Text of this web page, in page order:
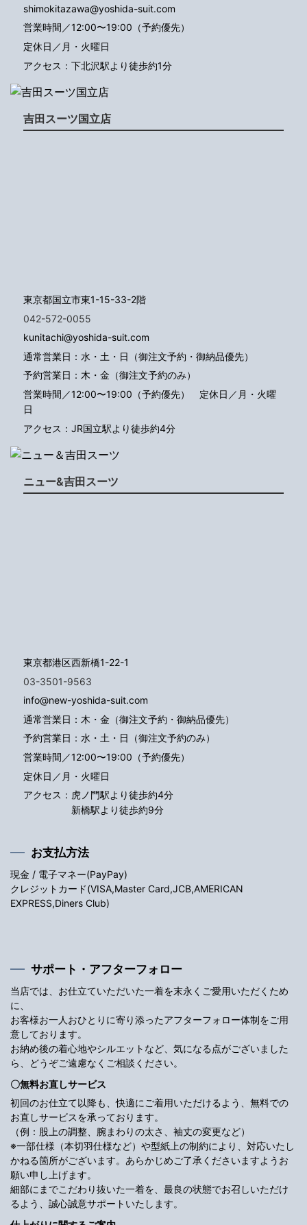
shimokitazawa@yoshida-suit.com
営業時間／12:00〜19:00（予約優先）
定休日／月・火曜日
アクセス：下北沢駅より徒歩約1分
吉田スーツ国立店
東京都国立市東1-15-33-2階
042-572-0055
kunitachi@yoshida-suit.com
通常営業日：水・土・日（御注文予約・御納品優先）
予約営業日：木・金（御注文予約のみ）
営業時間／12:00〜19:00（予約優先） 定休日／月・火曜
日
アクセス：JR国立駅より徒歩約4分
ニュー&吉田スーツ
東京都港区西新橋1-22-1
03-3501-9563
info@new-yoshida-suit.com
通常営業日：木・金（御注文予約・御納品優先）
予約営業日：水・土・日（御注文予約のみ）
営業時間／12:00〜19:00（予約優先）
定休日／月・火曜日
アクセス： 虎ノ門駅より徒歩約4分
新橋駅より徒歩約9分
お支払方法
現金 / 電子マネー(PayPay)
クレジットカード(VISA,Master Card,JCB,AMERICAN
EXPRESS,Diners Club)
サポート・アフターフォロー
当店では、お仕立ていただいた一着を末永くご愛用いただくため
に、
お客様お一人おひとりに寄り添ったアフターフォロー体制をご用
意しております。
お納め後の着心地やシルエットなど、気になる点がございました
ら、どうぞご遠慮なくご相談ください。
〇無料お直しサービス
初回のお仕立て以降も、快適にご着用いただけるよう、無料での
お直しサービスを承っております。
（例：股上の調整、腕まわりの太さ、袖丈の変更など）
※一部仕様（本切羽仕様など）や型紙上の制約により、対応いたし
かねる箇所がございます。あらかじめご了承くださいますようお
願い申し上げます。
細部にまでこだわり抜いた一着を、最良の状態でお召しいただけ
るよう、誠心誠意サポートいたします。